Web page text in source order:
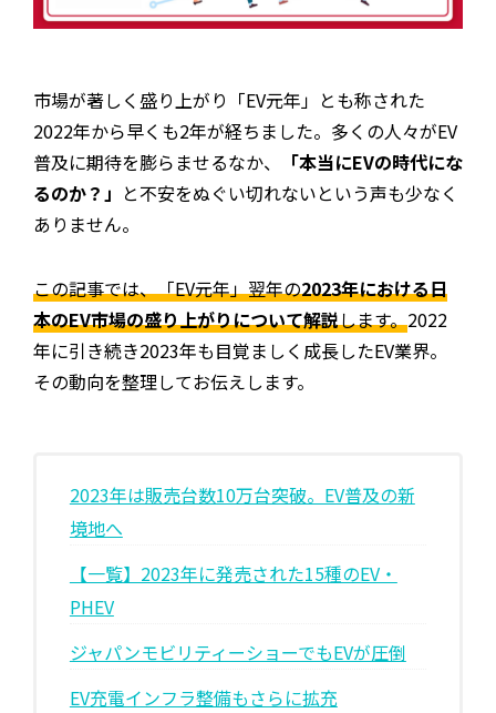
セミナー情報
ニュース・展示会情報
ブランドツールキット
導入施設別プラン
市場が著しく盛り上がり「EV元年」とも称された
2022年から早くも2年が経ちました。多くの人々がEV
普及に期待を膨らませるなか、
「本当にEVの時代にな
るのか？」 と不安をぬぐい切れないという声も少なく
ありません。
この記事では、「EV元年」翌年の2023年における日
本のEV市場の盛り上がりについて解説します。2022
年に引き続き2023年も目覚ましく成長したEV業界。
その動向を整理してお伝えします。
2023年は販売台数10万台突破。EV普及の新
境地へ
【一覧】2023年に発売された15種のEV・
PHEV
ジャパンモビリティーショーでもEVが圧倒
EV充電インフラ整備もさらに拡充